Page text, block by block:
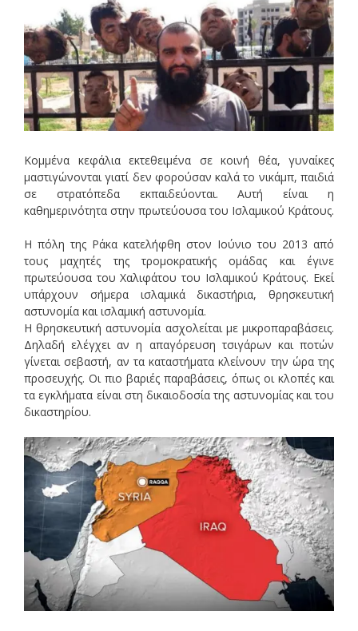
Κομμένα κεφάλια εκτεθειμένα σε κοινή θέα, γυναίκες
μαστιγώνονται γιατί δεν φορούσαν καλά το νικάμπ, παιδιά
σε στρατόπεδα εκπαιδεύονται. Αυτή είναι η
καθημερινότητα στην πρωτεύουσα του Ισλαμικού Κράτους.
Η πόλη της Ράκα κατελήφθη στον Ιούνιο του 2013 από
τους μαχητές της τρομοκρατικής ομάδας και έγινε
πρωτεύουσα του Χαλιφάτου του Ισλαμικού Κράτους. Εκεί
υπάρχουν σήμερα ισλαμικά δικαστήρια, θρησκευτική
αστυνομία και ισλαμική αστυνομία.
Η θρησκευτική αστυνομία ασχολείται με μικροπαραβάσεις.
Δηλαδή ελέγχει αν η απαγόρευση τσιγάρων και ποτών
γίνεται σεβαστή, αν τα καταστήματα κλείνουν την ώρα της
προσευχής. Οι πιο βαριές παραβάσεις, όπως οι κλοπές και
τα εγκλήματα είναι στη δικαιοδοσία της αστυνομίας και του
δικαστηρίου.